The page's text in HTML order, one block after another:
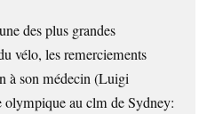
des plus grandes
vélo, les remerciements
à son médecin (Luigi
olympique au clm de Sydney: